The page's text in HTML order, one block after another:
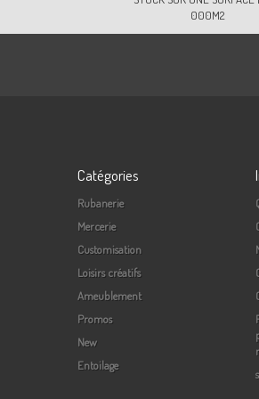
000M2
Catégories
Rubanerie
Mercerie
Customisation
Loisirs créatifs
Ameublement
Promos
New
Entoilage